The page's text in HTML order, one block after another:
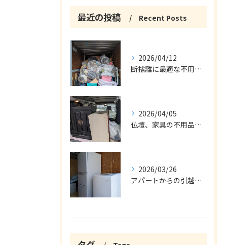
最近の投稿 Recent Posts
2026/04/12
断捨離に最適な不用品回収サービス
2026/04/05
仏壇、家具の不用品回収
2026/03/26
アパートからの引越の不用品回収